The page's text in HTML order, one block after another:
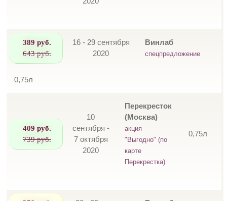
389 руб.
643 руб.
16 - 29 сентября
2020
Винлаб
спецпредложение
0,75л
409 руб.
739 руб.
10
сентября -
7 октября
2020
Перекресток
(Москва)
акция
"Выгодно" (по
карте
Перекрестка)
0,75л